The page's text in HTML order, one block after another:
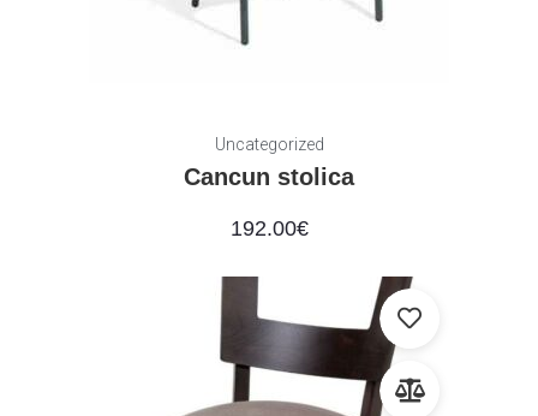
Uncategorized
Cancun stolica
192.00€